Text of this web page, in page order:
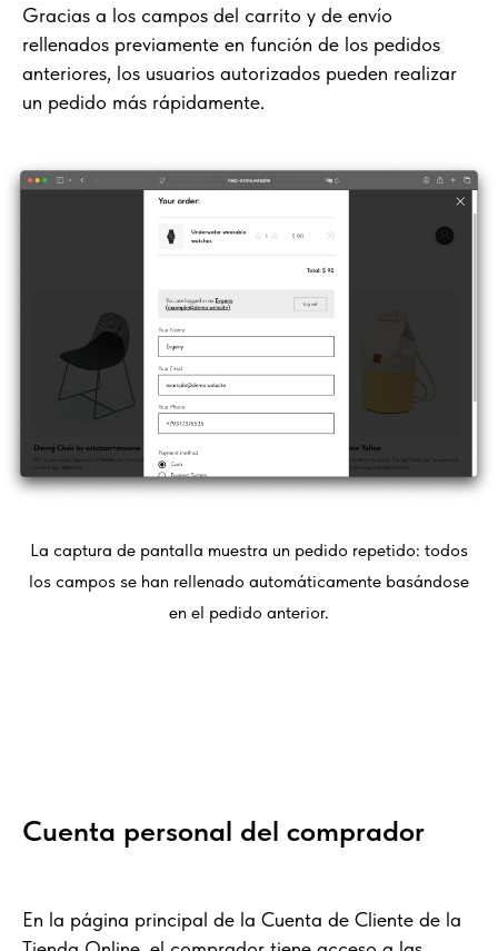
Gracias a los campos del carrito y de envío
rellenados previamente en función de los pedidos
anteriores, los usuarios autorizados pueden realizar
un pedido más rápidamente.
La captura de pantalla muestra un pedido repetido: todos
los campos se han rellenado automáticamente basándose
en el pedido anterior.
Cuenta personal del comprador
En la página principal de la Cuenta de Cliente de la